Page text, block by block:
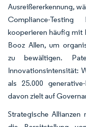
Ausreißererkennung,
Compliance-
kooperieren häufig mit
Booz Allen, um
zu bewältigen.
Innovationsintensität:
als 25.000
davon zielt auf
Strategische Allianzen